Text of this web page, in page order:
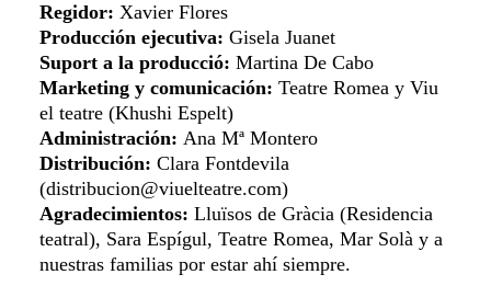
Regidor: Xavier Flores
Producción ejecutiva: Gisela Juanet
Suport a la producció: Martina De Cabo
Marketing y comunicación: Teatre Romea y Viu
el teatre (Khushi Espelt)
Administración: Ana Mª Montero
Distribución: Clara Fontdevila
(distribucion@viuelteatre.com)
Agradecimientos: Lluïsos de Gràcia (Residencia
teatral), Sara Espígul, Teatre Romea, Mar Solà y a
nuestras familias por estar ahí siempre.